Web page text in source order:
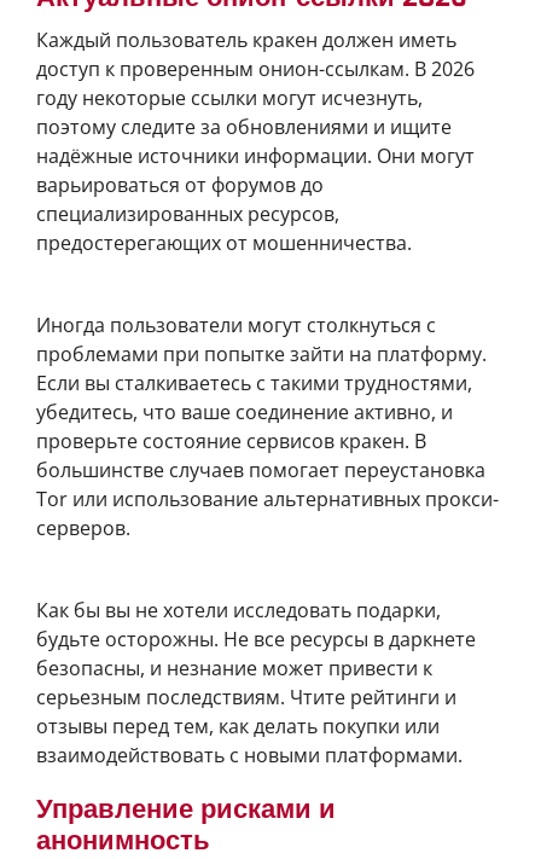
Каждый пользователь кракен должен иметь
доступ к проверенным онион-ссылкам. В 2026
году некоторые ссылки могут исчезнуть,
поэтому следите за обновлениями и ищите
надёжные источники информации. Они могут
варьироваться от форумов до
специализированных ресурсов,
предостерегающих от мошенничества.
Иногда пользователи могут столкнуться с
проблемами при попытке зайти на платформу.
Если вы сталкиваетесь с такими трудностями,
убедитесь, что ваше соединение активно, и
проверьте состояние сервисов кракен. В
большинстве случаев помогает переустановка
Tor или использование альтернативных прокси-
серверов.
Как бы вы не хотели исследовать подарки,
будьте осторожны. Не все ресурсы в даркнете
безопасны, и незнание может привести к
серьезным последствиям. Чтите рейтинги и
отзывы перед тем, как делать покупки или
взаимодействовать с новыми платформами.
Управление рисками и
анонимность